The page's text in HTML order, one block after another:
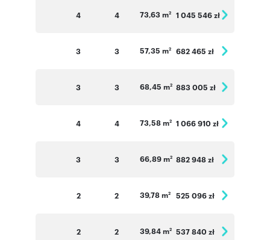
4 4 73,63 m2 1 045 546 zł
3 3 57,35 m2 682 465 zł
3 3 68,45 m2 883 005 zł
4 4 73,58 m2 1 066 910 zł
3 3 66,89 m2 882 948 zł
2 2 39,78 m2 525 096 zł
2 2 39,84 m2 537 840 zł